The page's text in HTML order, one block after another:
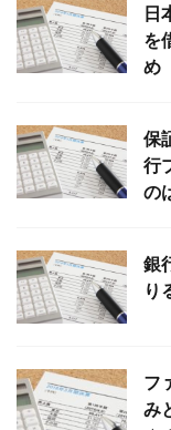
日
を
保
行
の
銀
り
フ
み